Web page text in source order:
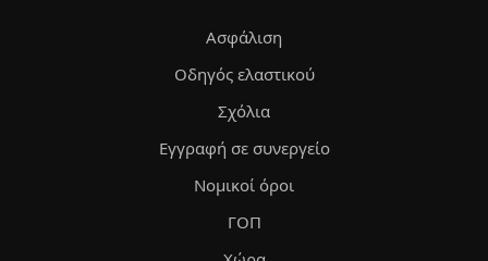
Ασφάλιση
Οδηγός ελαστικού
Σχόλια
Εγγραφή σε συνεργείο
Νομικοί όροι
ΓΟΠ